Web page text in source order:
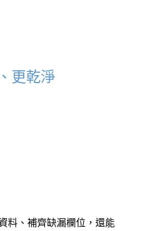
更乾淨
料、補齊缺漏欄位，還能